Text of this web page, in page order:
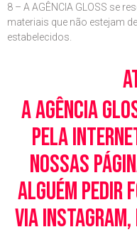
8 – A AGÊNCIA GLOSS se
materiais que não estejam
estabelecidos.
A Agência
pela
nossas
alguém pedir
via Instagram,